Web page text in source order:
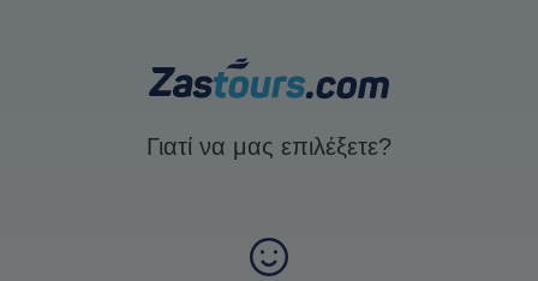
Γιατί να μας επιλέξετε?